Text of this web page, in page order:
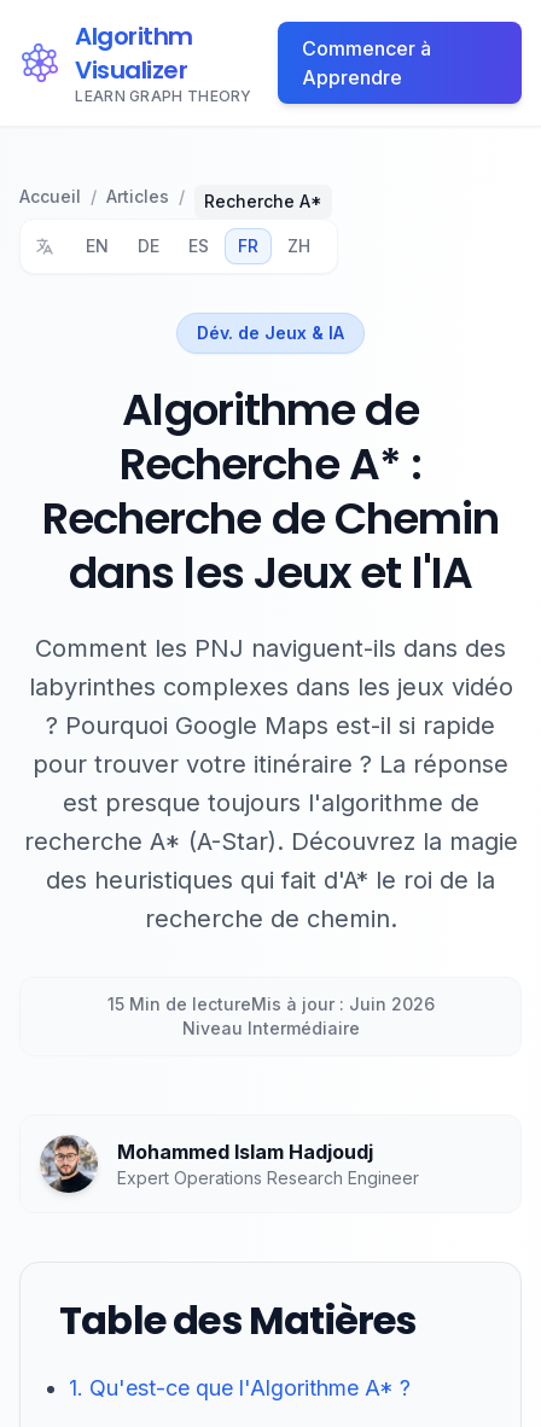
Algorithm
Visualizer
LEARN GRAPH THEORY
Commencer à
Apprendre
Accueil / Articles / Recherche A*
EN DE ES FR ZH
Dév. de Jeux & IA
Algorithme de
Recherche A* :
Recherche de Chemin
dans les Jeux et l'IA
Comment les PNJ naviguent-ils dans des
labyrinthes complexes dans les jeux vidéo
? Pourquoi Google Maps est-il si rapide
pour trouver votre itinéraire ? La réponse
est presque toujours l'algorithme de
recherche A* (A-Star). Découvrez la magie
des heuristiques qui fait d'A* le roi de la
recherche de chemin.
15 Min de lectureMis à jour : Juin 2026
Niveau Intermédiaire
Mohammed Islam Hadjoudj
Expert Operations Research Engineer
Table des Matières
1. Qu'est-ce que l'Algorithme A* ?